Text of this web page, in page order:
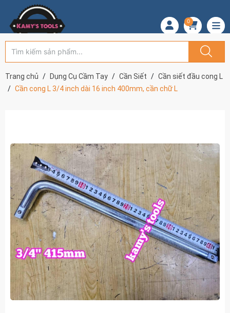
0
Trang chủ Dụng Cụ Cầm Tay Cần Siết
Cần siết đầu cong L
Cần cong L 3/4 inch dài 16 inch 400mm, cần chữ L